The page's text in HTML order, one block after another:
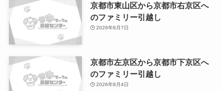
京都市東山区から京都市右京区へ
のファミリー引越し
2026年8月7日
京都市左京区から京都市下京区へ
のファミリー引越し
2026年8月4日